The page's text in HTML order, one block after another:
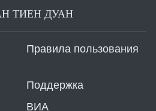
ТИЕН ДУАН
Правила пользования
Поддержка
ВИА